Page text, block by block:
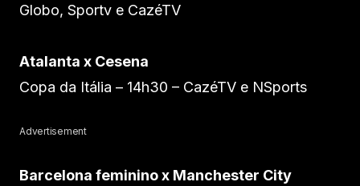
Globo, Sportv e CazéTV
Atalanta x Cesena
Copa da Itália – 14h30 – CazéTV e NSports
Advertisement
Barcelona feminino x Manchester City